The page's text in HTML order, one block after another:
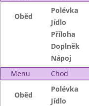
Oběd
Polévka
Jídlo
Příloha
Doplněk
Nápoj
Menu
Chod
Oběd
Polévka
Jídlo